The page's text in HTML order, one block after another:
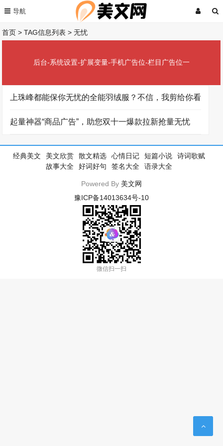
首页 > TAG信息列表 > 无忧
后台-系统设置-扩展变量-手机广告位-栏目广告位一
上珠峰都能保你无忧的全能羽绒服？不信，我剪给你看
起量神器“商品广告”，助您双十一爆款拉新抢量无忧
经典美文 美文欣赏 散文精选 心情日记 短篇小说
诗词歌赋
故事大全
好词好句 签名大全 语录大全
Powered By 美文网
豫ICP备14013634号-10
微信扫一扫